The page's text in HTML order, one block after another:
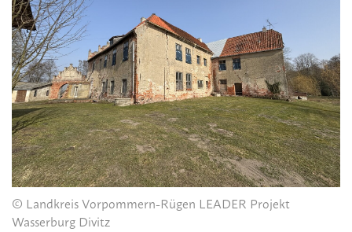
© Landkreis Vorpommern-Rügen LEADER Projekt
Wasserburg Divitz